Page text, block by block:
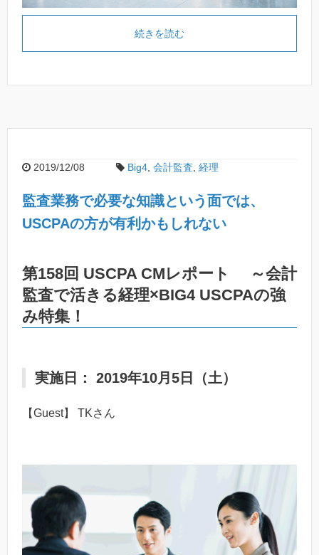
続きを読む
2019/12/08 Big4 会計監査 経理
監査業務で必要な知識という面では、
USCPAの方が有利かもしれない
第158回 USCPA CMレポート ～会計
監査で活きる経理×BIG4 USCPAの強
み特集！
実施日： 2019年10月5日（土）
【Guest】 TKさん